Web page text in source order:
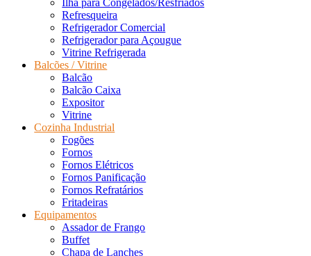
Ilha para Congelados/Resfriados
Refresqueira
Refrigerador Comercial
Refrigerador para Açougue
Vitrine Refrigerada
Balcões / Vitrine
Balcão
Balcão Caixa
Expositor
Vitrine
Cozinha Industrial
Fogões
Fornos
Fornos Elétricos
Fornos Panificação
Fornos Refratários
Fritadeiras
Equipamentos
Assador de Frango
Buffet
Chapa de Lanches